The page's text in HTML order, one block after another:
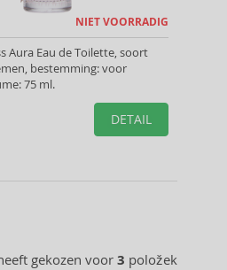
NIET VOORRADIG
Aura Eau de Toilette, soort
bestemming: voor
75 ml.
DETAIL
gekozen voor 3 položek